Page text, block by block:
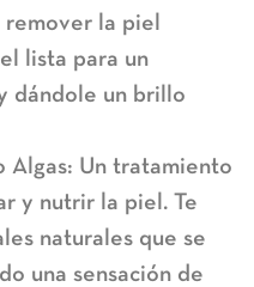
remover la piel
lista para un
dándole un brillo
Algas: Un tratamiento
y nutrir la piel . Te
naturales que se
una sensación de